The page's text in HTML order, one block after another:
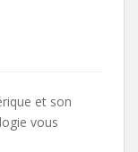
et son
vous